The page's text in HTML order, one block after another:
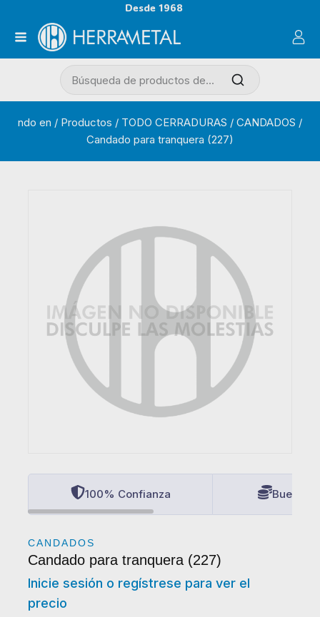
Desde 1968
ndo en / Productos / TODO CERRADURAS / CANDADOS /
Candado para tranquera (227)
100% Confianza Buenos
CANDADOS
Candado para tranquera (227)
Inicie sesión o regístrese para ver el
precio